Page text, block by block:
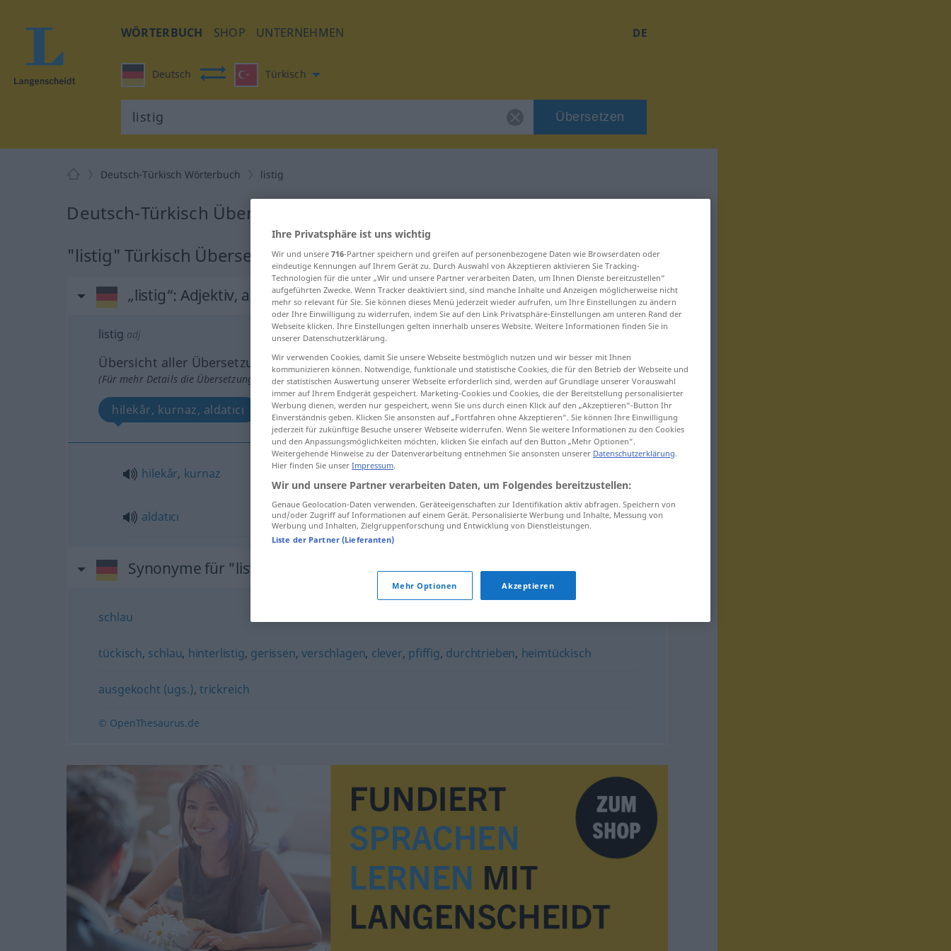
WÖRTERBUCH SHOP UNTERNEHMEN DE
Deutsch Türkisch
Übersetzen
Deutsch-Türkisch Wörterbuch listig
Deutsch-Türkisch Übersetzung für "listig"
"listig" Türkisch Übersetzung
„listig“: Adjektiv, adjektivisch
listig adj
Übersicht aller Übersetzungen
(Für mehr Details die Übersetzung anklicken/antippen)
hilekâr, kurnaz, aldatıcı
hilekâr, kurnaz
aldatıcı listigSache
Synonyme für "listig"
schlau
tückisch, schlau, hinterlistig, gerissen,verschlagen, clever, pfiffig, durchtrieben, heimtückisch
ausgekocht (ugs.), trickreich
© OpenThesaurus.de
Ihre Privatsphäre ist uns wichtig
Wir und unsere 716-Partner speichern und greifen auf personenbezogene Daten wie Browserdaten oder
eindeutige Kennungen auf Ihrem Gerät zu. Durch Auswahl von Akzeptieren aktivieren Sie Tracking-
Technologien für die unter „Wir und unsere Partner verarbeiten Daten, um Ihnen Dienste bereitzustellen“
aufgeführten Zwecke. Wenn Tracker deaktiviert sind, sind manche Inhalte und Anzeigen möglicherweise nicht
mehr so relevant für Sie. Sie können dieses Menü jederzeit wieder aufrufen, um Ihre Einstellungen zu ändern
oder Ihre Einwilligung zu widerrufen, indem Sie auf den Link Privatsphäre-Einstellungen am unteren Rand der
Webseite klicken. Ihre Einstellungen gelten innerhalb unseres Website. Weitere Informationen finden Sie in
unserer Datenschutzerklärung.
Wir verwenden Cookies, damit Sie unsere Webseite bestmöglich nutzen und wir besser mit Ihnen
kommunizieren können. Notwendige, funktionale und statistische Cookies, die für den Betrieb der Webseite und
der statistischen Auswertung unserer Webseite erforderlich sind, werden auf Grundlage unserer Vorauswahl
immer auf Ihrem Endgerät gespeichert. Marketing-Cookies und Cookies, die der Bereitstellung personalisierter
Werbung dienen, werden nur gespeichert, wenn Sie uns durch einen Klick auf den „Akzeptieren“-Button Ihr
Einverständnis geben. Klicken Sie ansonsten auf „Fortfahren ohne Akzeptieren“. Sie können Ihre Einwilligung
jederzeit für zukünftige Besuche unserer Webseite widerrufen. Wenn Sie weitere Informationen zu den Cookies
und den Anpassungsmöglichkeiten möchten, klicken Sie einfach auf den Button „Mehr Optionen“.
Weitergehende Hinweise zu der Datenverarbeitung entnehmen Sie ansonsten unserer Datenschutzerklärung.
Hier finden Sie unser Impressum.
Wir und unsere Partner verarbeiten Daten, um Folgendes bereitzustellen:
Genaue Geolocation-Daten verwenden. Geräteeigenschaften zur Identifikation aktiv abfragen. Speichern von
und/oder Zugriff auf Informationen auf einem Gerät. Personalisierte Werbung und Inhalte, Messung von
Werbung und Inhalten, Zielgruppenforschung und Entwicklung von Dienstleistungen.
Liste der Partner (Lieferanten)
Mehr Optionen Akzeptieren